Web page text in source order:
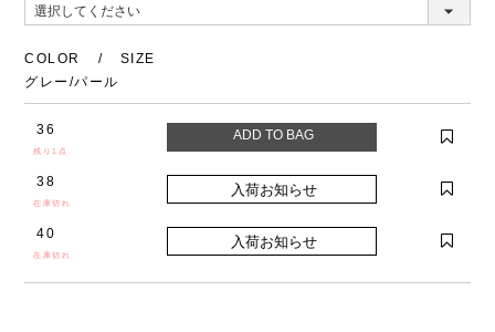
須)
COLOR
SIZE
グレー/パール
36
残り1点
38
在庫切れ
40
在庫切れ